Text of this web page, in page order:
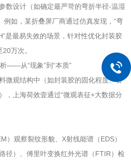
数设计（如确定最严苛的弯折半径-温湿
例如，某折叠屏厂商通过仿真发现，“弯
是最易失效的场景，针对性优化封装胶
万次。
——从“现象”到“本质”
微观结构中（如封装胶的固化程度、各
，上海荷效壹通过“微观表征+大数据分
）观察裂纹形貌、X射线能谱（EDS）
径）、傅里叶变换红外光谱（FTIR）检